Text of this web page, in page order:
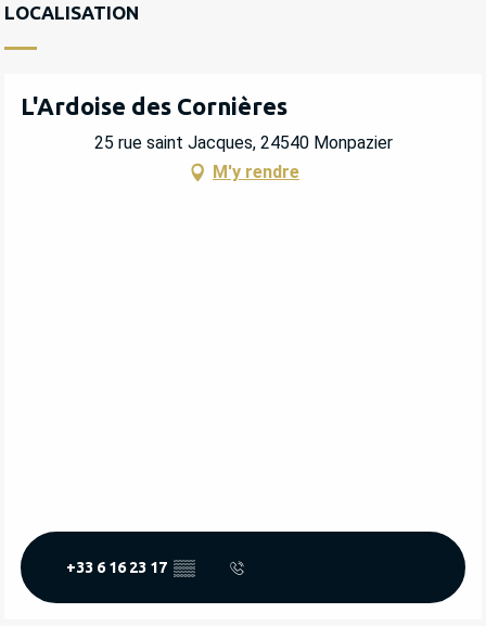
LOCALISATION
L'Ardoise des Cornières
25 rue saint Jacques, 24540 Monpazier
M'y rendre
+33 6 16 23 17 ▒▒